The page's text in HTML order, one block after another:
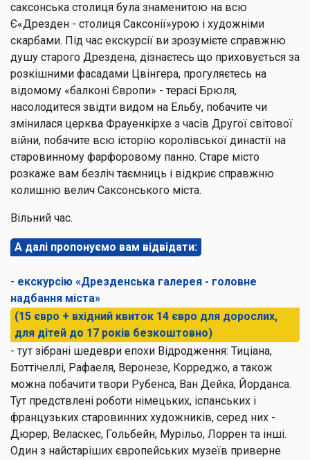
саксонська столиця була знаменитою на всю
Є«Дрезден - столиця Саксонії»урою і художніми
скарбами. Під час екскурсії ви зрозумієте справжню
душу старого Дрездена, дізнаєтесь що приховується за
розкішними фасадами Цвінгера, прогуляєтесь на
відомому «балконі Європи» - терасі Брюля,
насолодитеся звідти видом на Ельбу, побачите чи
змінилася церква Фрауенкірхе з часів Другої світової
війни, побачите всю історію королівської династії на
старовинному фарфоровому панно. Старе місто
розкаже вам безліч таємниць і відкриє справжню
колишню велич Саксонського міста.
Вільний час.
А далі пропонуємо вам відвідати:
- екскурсію «Дрезденська галерея - головне
надбання міста»
(15 євро + вхідний квиток 14 євро для дорослих,
для дітей до 17 років безкоштовно)
- тут зібрані шедеври епохи Відродження: Тиціана,
Боттічеллі, Рафаеля, Веронезе, Корреджо, а також
можна побачити твори Рубенса, Ван Дейка, Йорданса.
Тут предствлені роботи німецьких, іспанських і
французьких старовинних художників, серед них -
Дюрер, Веласкес, Гольбейн, Мурільо, Лоррен та інші.
Один з найстаріших європейських музеїв приверне